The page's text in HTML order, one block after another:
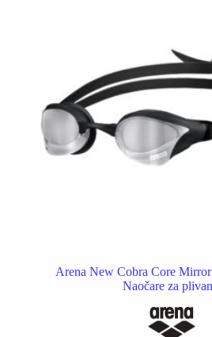
Arena New Cobra Core
Naočare za